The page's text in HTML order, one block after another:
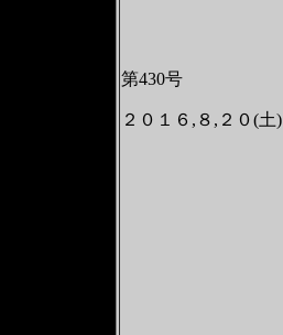
第430号
２０１６,８,２０(土)